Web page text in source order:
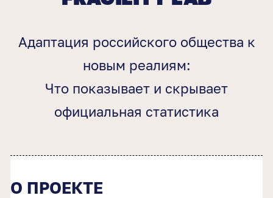
Адаптация российского общества к
новым реалиям:
Что показывает и скрывает
официальная статистика
О ПРОЕКТЕ